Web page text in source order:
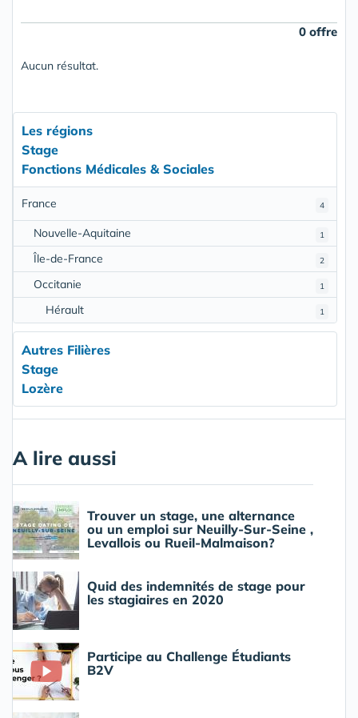
0 offre
Aucun résultat.
Les régions
Stage
Fonctions Médicales & Sociales
4
France
1
Nouvelle-Aquitaine
2
Île-de-France
1
Occitanie
1
Hérault
Autres Filières
Stage
Lozère
A lire aussi
Trouver un stage, une alternance
ou un emploi sur Neuilly-Sur-Seine ,
Levallois ou Rueil-Malmaison?
Quid des indemnités de stage pour
les stagiaires en 2020
Participe au Challenge Étudiants
B2V